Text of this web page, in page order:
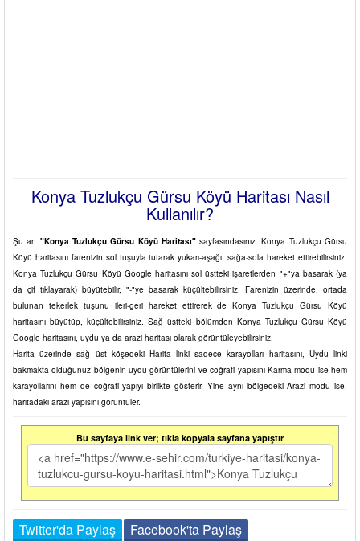
Konya Tuzlukçu Gürsu Köyü Haritası Nasıl
Kullanılır?
Şu an "Konya Tuzlukçu Gürsu Köyü Haritası"sayfasındasınız. Konya Tuzlukçu Gürsu
Köyü haritasını farenizin sol tuşuyla tutarak yukarı-aşağı, sağa-sola hareket ettirebilirsiniz.
Konya Tuzlukçu Gürsu Köyü Google haritasını sol üstteki işaretlerden "+"ya basarak (ya
da çif tıklayarak) büyütebilir, "-"ye basarak küçültebilirsiniz. Farenizin üzerinde, ortada
bulunan tekerlek tuşunu ileri-geri hareket ettirerek de Konya Tuzlukçu Gürsu Köyü
haritasını büyütüp, küçültebilirsiniz. Sağ üstteki bölümden Konya Tuzlukçu Gürsu Köyü
Google haritasını, uydu ya da arazi haritası olarak görüntüleyebilirsiniz.
Harita üzerinde sağ üst köşedeki Harita linki sadece karayolları haritasını, Uydu linki
bakmakta olduğunuz bölgenin uydu görüntülerini ve coğrafi yapısını Karma modu ise hem
karayollarını hem de coğrafi yapıyı birlikte gösterir. Yine aynı bölgedeki Arazi modu ise,
haritadaki arazi yapısını görüntüler.
Bu sayfaya link ver; tıkla kopyala sayfana yapıştır
Twitter'da Paylaş
Facebook'ta Paylaş